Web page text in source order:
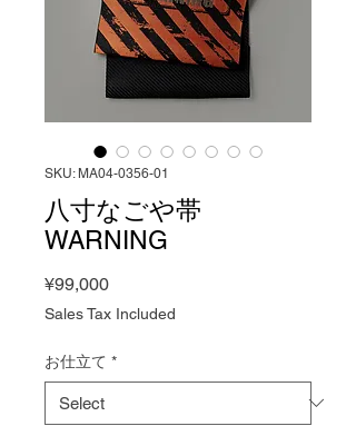
SKU: MA04-0356-01
八寸なごや帯
WARNING
¥99,000Price
Sales Tax Included
お仕立て *